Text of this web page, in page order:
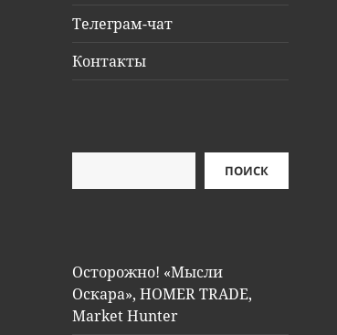
Телеграм-чат
Контакты
ПОИСК
Осторожно! «Мысли
Оскара», HOMER TRADE,
Market Hunter